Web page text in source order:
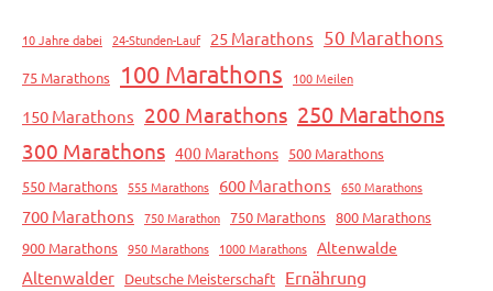
10 Jahre dabei 24-Stunden-Lauf 25 Marathons 50 Marathons
75 Marathons 100 Marathons 100 Meilen
150 Marathons 200 Marathons 250 Marathons
300 Marathons 400 Marathons 500 Marathons
550 Marathons
555 Marathons 600 Marathons 650 Marathons
700 Marathons 750 Marathon 750 Marathons 800 Marathons
900 Marathons 950 Marathons 1000 Marathons Altenwalde
Altenwalder Deutsche Meisterschaft Ernährung